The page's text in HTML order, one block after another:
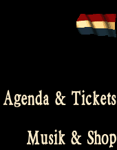
Agenda & Tickets
Musik & Shop